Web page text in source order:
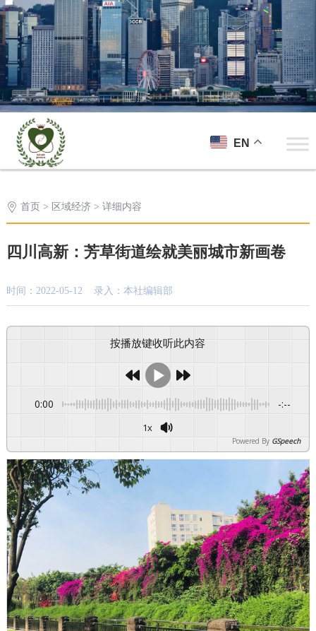
EN
首页 > 区域经济> 详细内容
四川高新：芳草街道绘就美丽城市新画卷
时间：2022-05-12 录入：本社编辑部
按播放键收听此内容
0:00 -:--
1x
Powered By GSpeech